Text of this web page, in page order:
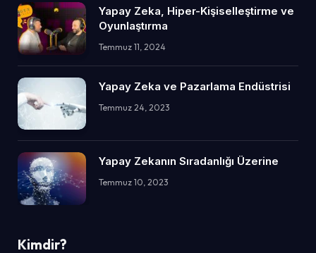
Yapay Zeka, Hiper-Kişiselleştirme ve
Oyunlaştırma
Temmuz 11, 2024
Yapay Zeka ve Pazarlama Endüstrisi
Temmuz 24, 2023
Yapay Zekanın Sıradanlığı Üzerine
Temmuz 10, 2023
Kimdir?